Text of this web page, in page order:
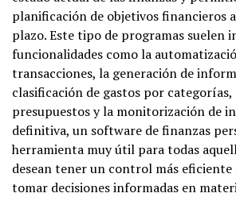
planificación de objetivos financieros
plazo. Este tipo de programas suelen
funcionalidades como la
transacciones, la generación de
clasificación de gastos por
presupuestos y la monitorización de
definitiva, un software de finanzas
herramienta muy útil para todas
desean tener un control más eficiente
tomar decisiones informadas en